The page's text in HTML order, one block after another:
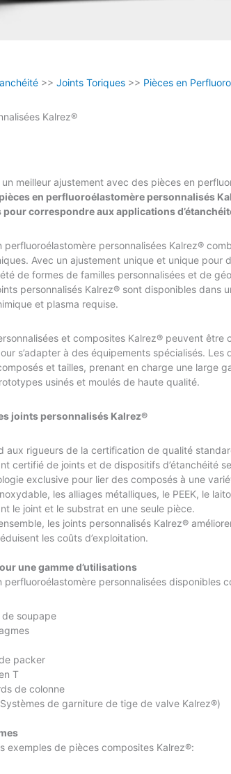
>> Joints Toriques>> Pièces en
Kalrez®
un meilleur ajustement avec des pièces en
en perfluoroélastomère personnalisés
correspondre aux applications
perfluoroélastomère personnalisées Kalrez®
Avec un ajustement unique et unique pour
de formes de familles personnalisées et de
personnalisés Kalrez® sont disponibles dans
et plasma requise.
et composites Kalrez® peuvent être
s’adapter à des équipements spécialisés.
et tailles, prenant en charge une large
usinés et moulés de haute qualité.
joints personnalisés Kalrez®
aux rigueurs de la certification de qualité
certifié de joints et de dispositifs d’étanchéité
exclusive pour lier des composés à une
les alliages métalliques, le PEEK, le
le joint et le substrat en une seule pièce.
les joints personnalisés Kalrez®
les coûts d’exploitation.
une gamme d’utilisations
perfluoroélastomère personnalisées disponibles
de soupape
packer
T
de colonne
de garniture de tige de valve Kalrez®)
exemples de pièces composites Kalrez®: